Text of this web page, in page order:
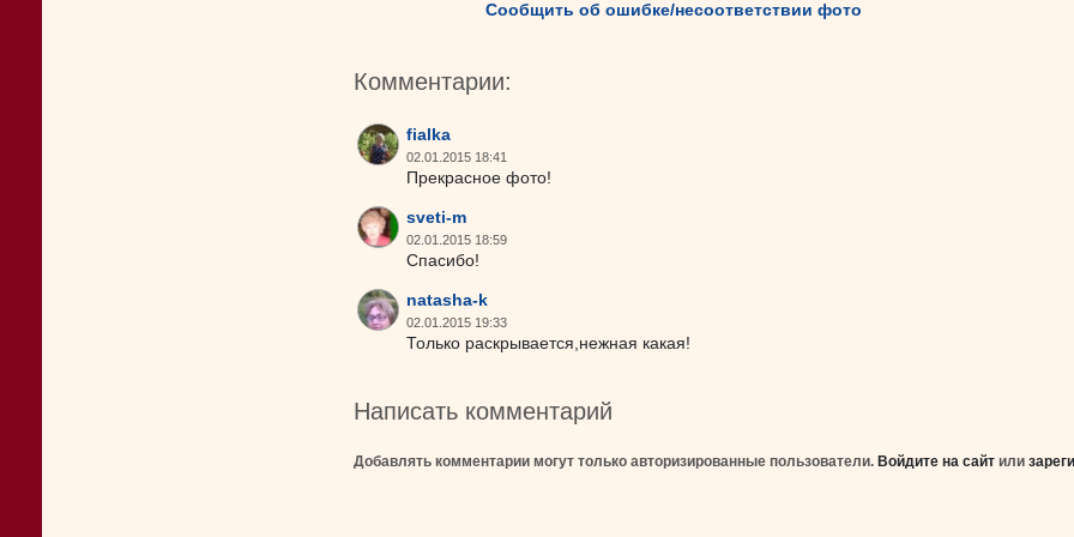
Сообщить об ошибке/несоответствии фото
Комментарии:
fialka
02.01.2015 18:41
Прекрасное фото!
sveti-m
02.01.2015 18:59
Спасибо!
natasha-k
02.01.2015 19:33
Только раскрывается,нежная какая!
Написать комментарий
Добавлять комментарии могут только авторизированные пользователи. Войдите на сайт или